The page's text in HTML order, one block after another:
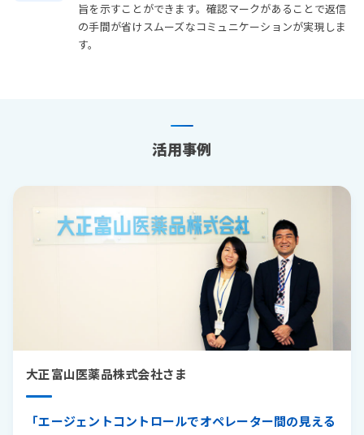
旨を示すことができます。確認マークがあることで返信
の手間が省けスムーズなコミュニケーションが実現しま
す。
活用事例
大正富山医薬品株式会社さま
「エージェントコントロールでオペレーター間の見える